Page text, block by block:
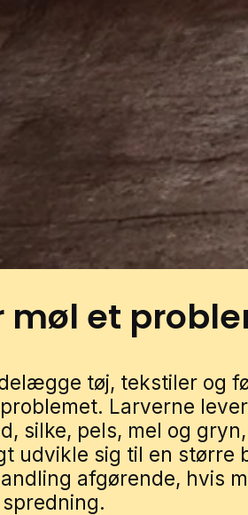
ses udfordringerne
nye og ældre huse,
og lignende
hække, buskads og
boliger kan give
ikke altid bliver
i Øster Vedsted
blot formularen, så
møl et
tøj, tekstiler og
Larverne
silke, pels, mel og
udvikle sig til en større
afgørende, hvis